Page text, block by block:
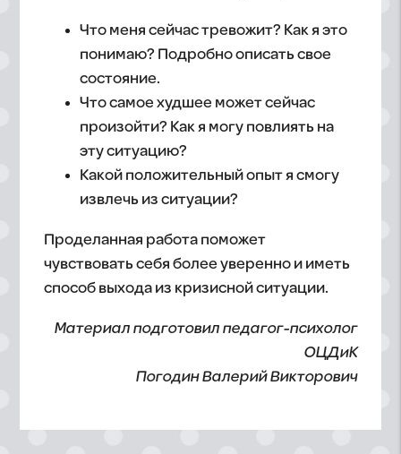
Что меня сейчас тревожит? Как я это
понимаю? Подробно описать свое
состояние.
Что самое худшее может сейчас
произойти? Как я могу повлиять на
эту ситуацию?
Какой положительный опыт я смогу
извлечь из ситуации?
Проделанная работа поможет
чувствовать себя более уверенно и иметь
способ выхода из кризисной ситуации.
Материал подготовил педагог-психолог
ОЦДиК
Погодин Валерий Викторович